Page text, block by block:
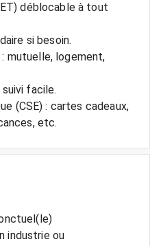
déblocable à tout
si besoin.
mutuelle, logement,
facile.
(CSE) : cartes cadeaux,
industrie ou